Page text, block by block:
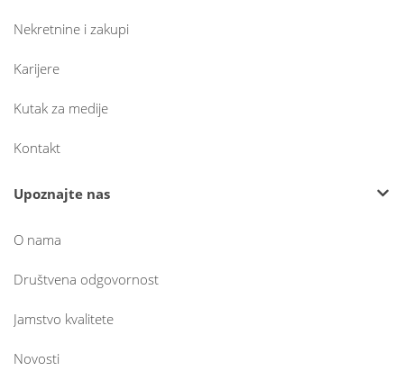
Nekretnine i zakupi
Karijere
Kutak za medije
Kontakt
Upoznajte nas
O nama
Društvena odgovornost
Jamstvo kvalitete
Novosti